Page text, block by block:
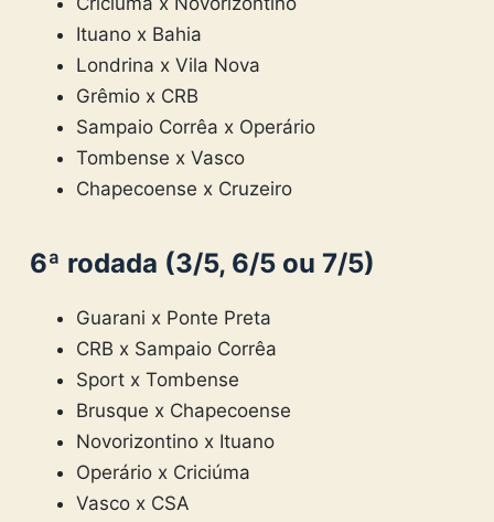
Ituano x Bahia
Londrina x Vila Nova
Grêmio x CRB
Sampaio Corrêa x Operário
Tombense x Vasco
Chapecoense x Cruzeiro
6ª rodada (3/5, 6/5 ou 7/5)
Guarani x Ponte Preta
CRB x Sampaio Corrêa
Sport x Tombense
Brusque x Chapecoense
Novorizontino x Ituano
Operário x Criciúma
Vasco x CSA